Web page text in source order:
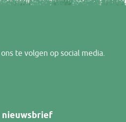
te volgen op social media.
nieuwsbrief